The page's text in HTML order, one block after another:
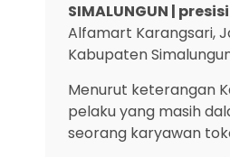
SIMALUNGUN |
Alfamart Karangsari,
Kabupaten
Menurut keterangan
pelaku yang masih
seorang karyawan